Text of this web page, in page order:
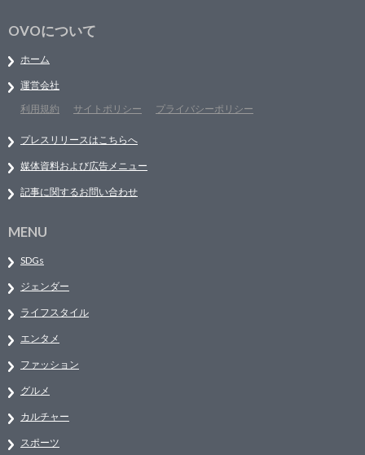
OVOについて
ホーム
運営会社
利用規約
サイトポリシー プライバシーポリシー
プレスリリースはこちらへ
媒体資料および広告メニュー
記事に関するお問い合わせ
MENU
SDGs
ジェンダー
ライフスタイル
エンタメ
ファッション
グルメ
カルチャー
スポーツ